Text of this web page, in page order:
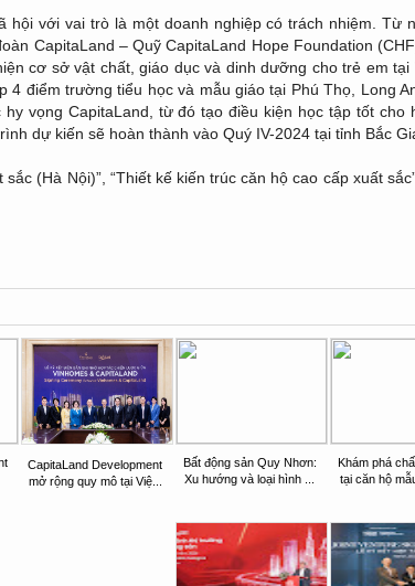
với vai trò là một doanh nghiệp có trách nhiệm. Từ
CapitaLand – Quỹ CapitaLand Hope Foundation
cơ sở vật chất, giáo dục và dinh dưỡng cho trẻ em tại
4 điểm trường tiểu học và mẫu giáo tại Phú Thọ, Long
vọng CapitaLand, từ đó tạo điều kiện học tập tốt cho
dự kiến sẽ hoàn thành vào Quý IV-2024 tại tỉnh Bắc
(Hà Nội)”, “Thiết kế kiến trúc căn hộ cao cấp xuất
CapitaLand Development
mở rộng quy mô tại Việ...
Bất động sản Quy Nhơn:
Xu hướng và loại hình ...
Khám phá
tại căn hộ